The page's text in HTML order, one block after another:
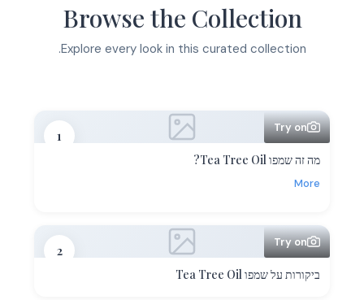
Browse the Collection
Explore every look in this curated collection.
1
Try on
מה זה שמפו Tea Tree Oil?
More
2
Try on
ביקורות על שמפו Tea Tree Oil